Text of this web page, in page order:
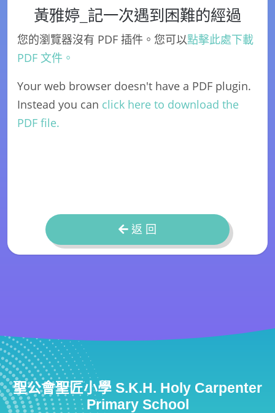
黃雅婷_記一次遇到困難的經過
您的瀏覽器沒有 PDF 插件。您可以點擊此處下載
PDF 文件。
Your web browser doesn't have a PDF plugin.
Instead you can click here to download the
PDF file.
返 回
聖公會聖匠小學 S.K.H. Holy Carpenter
Primary School